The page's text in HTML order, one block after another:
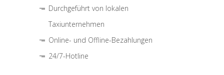
Durchgeführt von lokalen
Taxiunternehmen
Online- und Offline-Bezahlungen
24/7-Hotline